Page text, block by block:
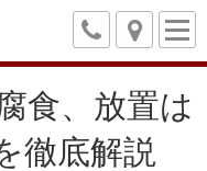
食、放置は
徹底解説